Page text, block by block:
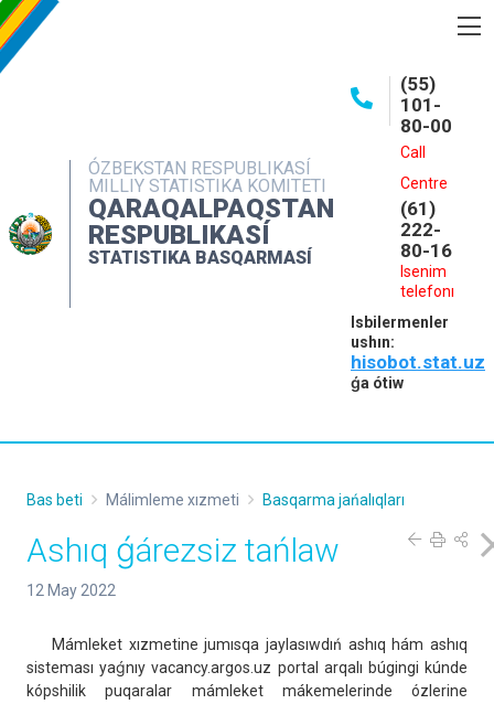
ÓZBEKSTAN RESPUBLIKASÍ
MILLIY STATISTIKA KOMITETI
QARAQALPAQSTAN
RESPUBLIKASÍ
STATISTIKA BASQARMASÍ
(55)
101-
80-00
Call
Centre
(61)
222-
80-16
Isenim
telefonı
Isbilermenler
ushın:
hisobot.stat.uz
ǵa ótiw
INTERAKTIV XIZMETLER
MÁLIMLEME XIZMETI
MÚRÁJAATLAR
Bas beti Málimleme xızmeti Basqarma jańalıqları
Ashıq ǵárezsiz tańlaw
12 May 2022
Mámleket xızmetine jumısqa jaylasıwdıń ashıq hám ashıq
sisteması yaǵnıy vacancy.argos.uz portal arqalı búgingi kúnde
kópshilik puqaralar mámleket mákemelerinde ózlerine